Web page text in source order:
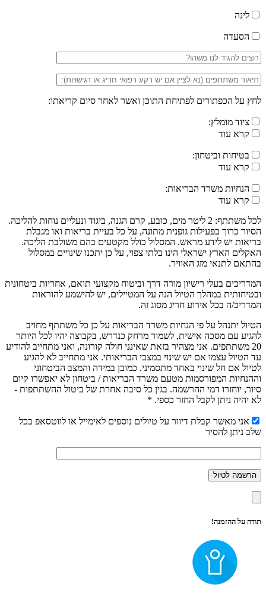
לינה
הסעדה
לחץ על הכפתורים לפתיחת התוכן ואשר לאחר סיום קריאתו:
ציוד מומלץ:
קרא עוד
בטיחות וביטחון:
קרא עוד
הנחיות משרד הבריאות:
קרא עוד
לכל משתתף: 2 ליטר מים, כובע, קרם הגנה, ביגוד ונעליים נוחות להליכה.
הסיור כרוך בפעילות גופנית מתונה, על כל בעיית בריאות ואו מגבלת
בריאות יש לידע מראש. המסלול כולל מקטעים בהם משולבת הליכה.
האקלים הארץ ישראלי הינו בלתי צפוי, על כן יתכנו שינויים במסלול
בהתאם לתנאי מזג האוויר.
המדריכים בעלי רישיון מורה דרך וביטוח מקצועי תואם, אחריות ביטחונית
ובטיחותית במהלך הטיול הנה על המטיילים, יש להישמע להוראות
המדריכ/ה בכל אירוע חריג מסוג זה.
הטיול יתנהל על פי הנחיות משרד הבריאות על כן כל משתתף מחויב
להגיע עם מסכה אישית, לשמור מרחק כנדרש, בקבוצה יהיו לכל היותר
20 משתתפים. אני מצהיר בזאת שאינני חולה קורונה, ואני מתחייב להודיע
עד הטיול עצמו אם יש שינוי במצבי הבריאותי. אני מתחייב לא להגיע
לטיול אם חל שינוי באחד מתסמיני. כמובן במידה והמצב הביטחוני
וההנחיות המפורסמות מטעם משרד הבריאות / ביטחון לא יאפשרו קיום
סיור, יוחזרו דמי ההרשמה. בגין כל סיבה אחרת של ביטול ההשתתפות -
לא יהיה ניתן לקבל החזר כספי. *
אני מאשר קבלת דיוור על טיולים נוספים לאימייל או לווטסאפ בכל
שלב ניתן להסיר
תודה על ההזמנה!